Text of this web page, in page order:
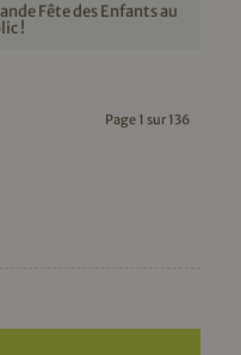
Fête des Enfants au
!
Page 1 sur 136